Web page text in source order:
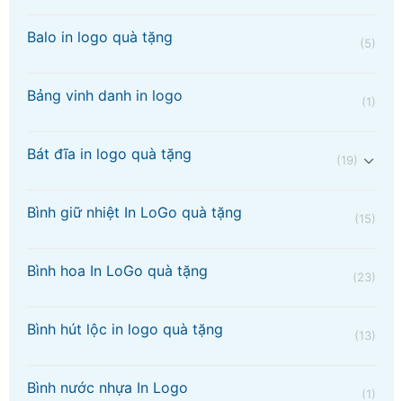
Balo in logo quà tặng (5)
Bảng vinh danh in logo (1)
Bát đĩa in logo quà tặng (19)
Bình giữ nhiệt In LoGo quà tặng (15)
Bình hoa In LoGo quà tặng (23)
Bình hút lộc in logo quà tặng (13)
Bình nước nhựa In Logo (1)